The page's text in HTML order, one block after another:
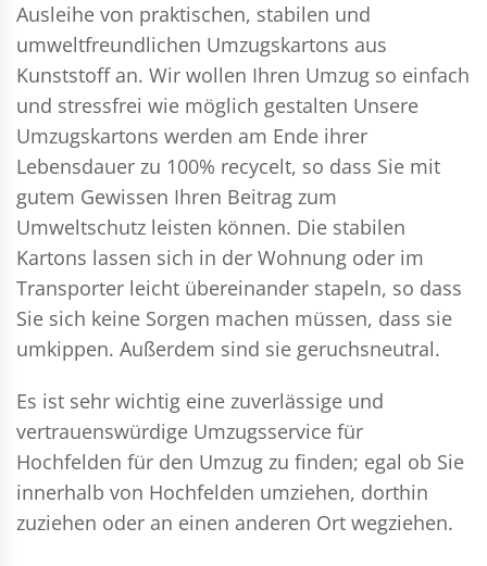
Ausleihe von praktischen, stabilen und
umweltfreundlichen Umzugskartons aus
Kunststoff an. Wir wollen Ihren Umzug so einfach
und stressfrei wie möglich gestalten Unsere
Umzugskartons werden am Ende ihrer
Lebensdauer zu 100% recycelt, so dass Sie mit
gutem Gewissen Ihren Beitrag zum
Umweltschutz leisten können. Die stabilen
Kartons lassen sich in der Wohnung oder im
Transporter leicht übereinander stapeln, so dass
Sie sich keine Sorgen machen müssen, dass sie
umkippen. Außerdem sind sie geruchsneutral.
Es ist sehr wichtig eine zuverlässige und
vertrauenswürdige Umzugsservice für
Hochfelden für den Umzug zu finden; egal ob Sie
innerhalb von Hochfelden umziehen, dorthin
zuziehen oder an einen anderen Ort wegziehen.